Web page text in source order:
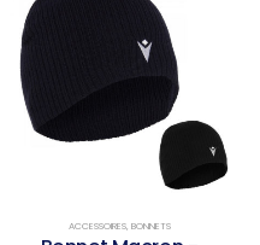
ACCESSOIRES, BONNETS